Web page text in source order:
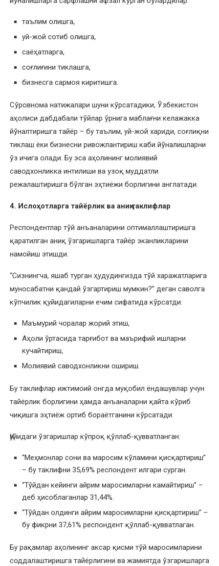
таълим олишга,
уй-жой сотиб олишга,
саёҳатларга,
соғлиғини тиклашга,
бизнесга сармоя киритишга.
Сўровнома натижалари шуни кўрсатадики, Ўзбекистон
аҳолиси дабдабали тўйлар ўрнига маблағни келажакка
йўналтиришга тайёр – бу таълим, уй-жой хариди, соғлиқни
тиклаш ёки бизнесни ривожлантириш каби йўналишларни
ўз ичига олади. Бу эса аҳолининг молиявий
саводхонликка интилиши ва узоқ муддатли
режалаштиришга бўлган эҳтиёжи борлигини англатади.
4. Ислоҳотларга тайёрлик ва аниқ таклифлар
Респондентлар тўй анъаналарини оптималлаштиришга
қаратилган аниқ ўзгаришларга тайёр эканликларини
намойиш этишди.
“Сизнингча, яшаб турган ҳудудингизда тўй харажатларига
муносабатни қандай ўзгартириш мумкин?” деган саволга
кўпчилик қуйидагиларни ечим сифатида кўрсатди:
Маъмурий чоралар жорий этиш,
Аҳоли ўртасида тарғибот ва маърифий ишларни
кучайтириш,
Молиявий саводхонликни ошириш.
Бу таклифлар ижтимоий онгда муқобил ёндашувлар учун
тайёрлик борлигини ҳамда анъаналарни қайта кўриб
чиқишга эҳтиёж ортиб бораётганини кўрсатади.
Қуйидаги ўзгаришлар кўпроқ қўллаб-қувватланган:
“Меҳмонлар сони ва маросим кўламини қисқартириш”
– бу таклифни 35,69% респондент илгари сурган.
“Тўйдан кейинги айрим маросимларни камайтириш” –
деб ҳисоблаганлар 31,44%.
“Тўйдан олдинги айрим маросимларни қисқартириш” –
бу фикрни 37,61% респондент қўллаб-қувватлаган.
Бу рақамлар аҳолининг аксар қисми тўй маросимларини
соддалаштиришга тайёрлигини ва жамиятда ўзгаришларга